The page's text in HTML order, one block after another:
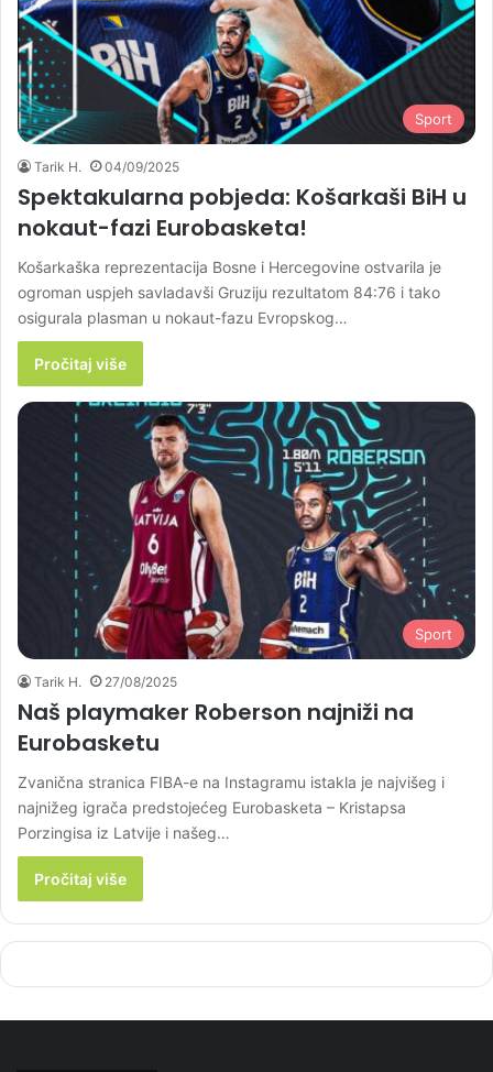
Sport
Tarik H. 04/09/2025
Spektakularna pobjeda: Košarkaši BiH u
nokaut-fazi Eurobasketa!
Košarkaška reprezentacija Bosne i Hercegovine ostvarila je
ogroman uspjeh savladavši Gruziju rezultatom 84:76 i tako
osigurala plasman u nokaut-fazu Evropskog…
Pročitaj više
Sport
Tarik H. 27/08/2025
Naš playmaker Roberson najniži na
Eurobasketu
Zvanična stranica FIBA-e na Instagramu istakla je najvišeg i
najnižeg igrača predstojećeg Eurobasketa – Kristapsa
Porzingisa iz Latvije i našeg…
Pročitaj više